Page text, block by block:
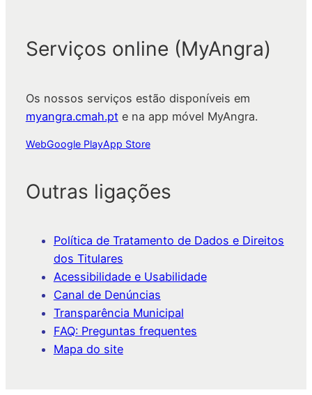
Serviços online (MyAngra)
Os nossos serviços estão disponíveis em
myangra.cmah.pt e na app móvel MyAngra.
WebGoogle PlayApp Store
Outras ligações
Política de Tratamento de Dados e Direitos
dos Titulares
Acessibilidade e Usabilidade
Canal de Denúncias
Transparência Municipal
FAQ: Preguntas frequentes
Mapa do site